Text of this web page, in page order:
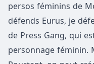
persos féminins de
défends Eurus, je
de Press Gang, qui
personnage féminin.